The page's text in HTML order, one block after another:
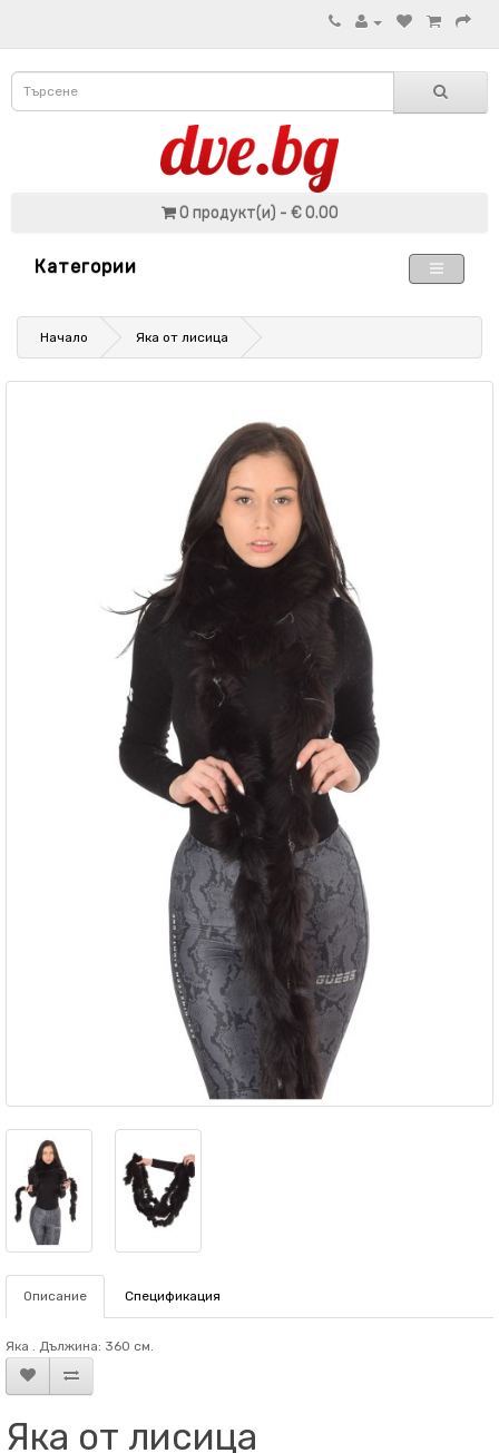
0 продукт(и) - € 0.00
Категории
Начало Яка от лисица
Описание Спецификация
Яка . Дължина: 360 см.
Яка от лисица